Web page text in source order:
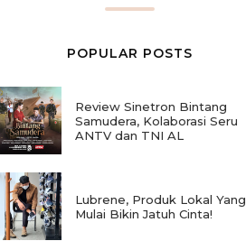
POPULAR POSTS
Review Sinetron Bintang
Samudera, Kolaborasi Seru
ANTV dan TNI AL
Lubrene, Produk Lokal Yang
Mulai Bikin Jatuh Cinta!